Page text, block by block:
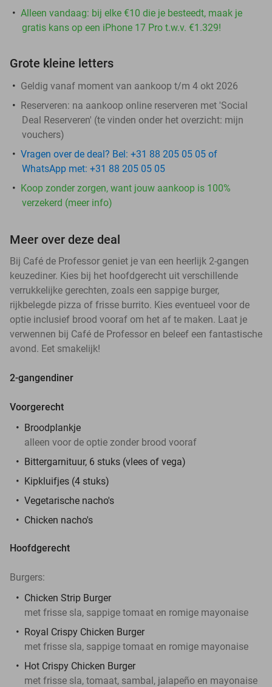
Alleen vandaag: bij elke €10 die je besteedt, maak je
gratis kans op een iPhone 17 Pro t.w.v. €1.329!
Grote kleine letters
Geldig vanaf moment van aankoop t/m 4 okt 2026
Reserveren: na aankoop online reserveren met 'Social
Deal Reserveren' (te vinden onder het overzicht: mijn
vouchers)
Vragen over de deal? Bel: +31 88 205 05 05 of
WhatsApp met: +31 88 205 05 05
Koop zonder zorgen, want jouw aankoop is 100%
verzekerd (meer info)
Meer over deze deal
Bij Café de Professor geniet je van een heerlijk 2-gangen
keuzediner. Kies bij het hoofdgerecht uit verschillende
verrukkelijke gerechten, zoals een sappige burger,
rijkbelegde pizza of frisse burrito. Kies eventueel voor de
optie inclusief brood vooraf om het af te maken. Laat je
verwennen bij Café de Professor en beleef een fantastische
avond. Eet smakelijk!
2-gangendiner
Voorgerecht
Broodplankje
alleen voor de optie zonder brood vooraf
Bittergarnituur, 6 stuks (vlees of vega)
Kipkluifjes (4 stuks)
Vegetarische nacho's
Chicken nacho's
Hoofdgerecht
Burgers:
Chicken Strip Burger
met frisse sla, sappige tomaat en romige mayonaise
Royal Crispy Chicken Burger
met frisse sla, sappige tomaat en romige mayonaise
Hot Crispy Chicken Burger
met frisse sla, tomaat, sambal, jalapeño en mayonaise